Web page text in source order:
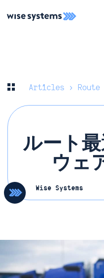
Articles› Route
ルート
ウェ
Wise Systems